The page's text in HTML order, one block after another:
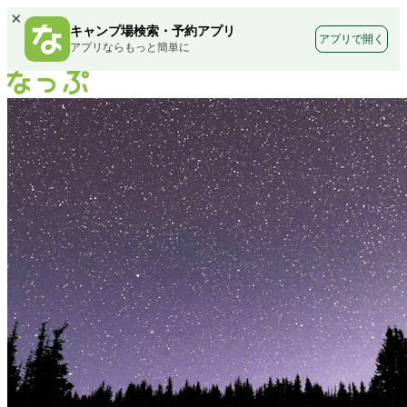
×
キャンプ場検索・予約アプリ
アプリならもっと簡単に
アプリで開く